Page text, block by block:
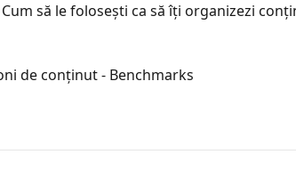
să le folosești ca să îți organizezi
de conținut - Benchmarks